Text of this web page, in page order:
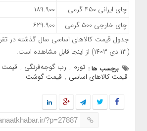
چای ایرانی ۴۵۰ گرمی
۱۸۹.۹۰۰
چای خارجی ۵۰۰ گرمی
۶۲۹.۹۰۰
جدول قیمت کالاهای اساسی سال گذشته در
(۱۳ دی ۱۴۰۳) از اینجا قابل مشاهده است.
برچسب ها : تورم , رب گوجه‌فرنگی ,
قیمت کالاهای اساسی , قیمت گوشت
?p=27887